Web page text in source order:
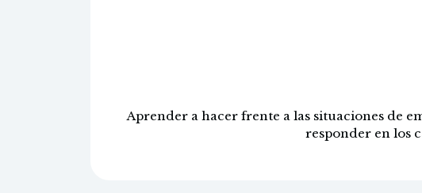
Aprender a hacer frente a las situaciones de
responder en los